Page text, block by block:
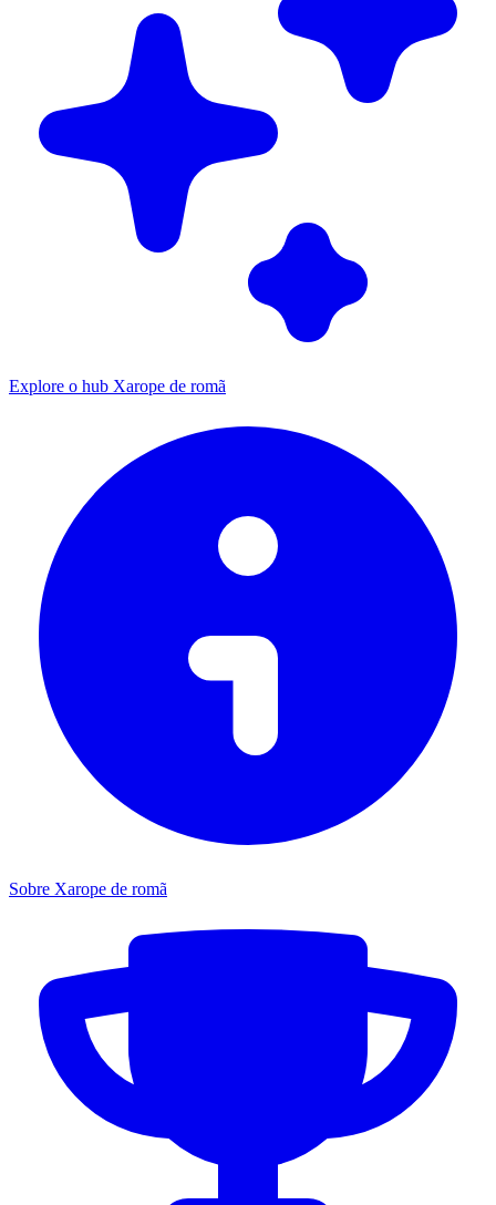
Explore o hub Xarope de romã
Sobre Xarope de romã